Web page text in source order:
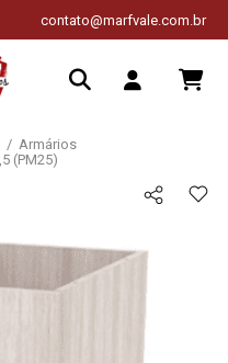
contato@marfvale.com.br
Armários
(PM25)